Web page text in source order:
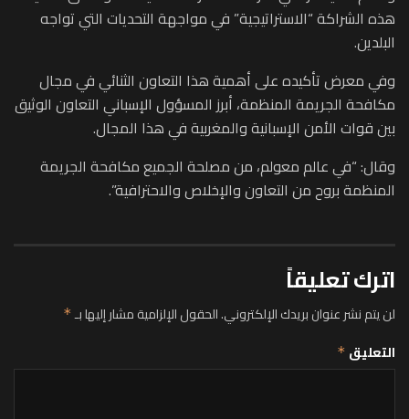
هذه الشراكة “الاستراتيجية” في مواجهة التحديات التي تواجه
البلدين.
وفي معرض تأكيده على أهمية هذا التعاون الثنائي في مجال
مكافحة الجريمة المنظمة، أبرز المسؤول الإسباني التعاون الوثيق
بين قوات الأمن الإسبانية والمغربية في هذا المجال.
وقال: “في عالم معولم، من مصلحة الجميع مكافحة الجريمة
المنظمة بروح من التعاون والإخلاص والاحترافية”.
اترك تعليقاً
لن يتم نشر عنوان بريدك الإلكتروني.الحقول الإلزامية مشار إليها بـ*
التعليق *